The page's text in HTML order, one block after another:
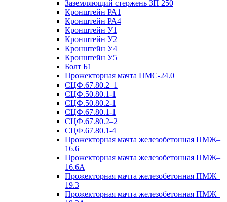
Заземляющий стержень ЗП 250
Кронштейн РА1
Кронштейн РА4
Кронштейн У1
Кронштейн У2
Кронштейн У4
Кронштейн У5
Болт Б1
Прожекторная мачта ПМС-24.0
СЦФ.67.80.2–1
СЦФ.50.80.1-1
СЦФ.50.80.2-1
СЦФ.67.80.1-1
СЦФ.67.80.2–2
СЦФ.67.80.1-4
Прожекторная мачта железобетонная ПМЖ–
16.6
Прожекторная мачта железобетонная ПМЖ–
16.6А
Прожекторная мачта железобетонная ПМЖ–
19.3
Прожекторная мачта железобетонная ПМЖ–